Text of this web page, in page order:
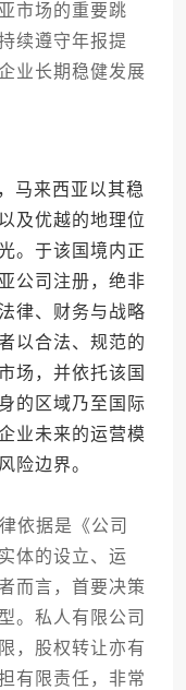
市场的重要跳
续遵守年报提
业长期稳健发展
来西亚以其稳
及优越的地理位
。于该国境内正
公司注册，绝非
律、财务与战略
以合法、规范的
场，并依托该国
的区域乃至国际
业未来的运营模
险边界。
据是《公司
体的设立、运
而言，首要决策
。私人有限公司
，股权转让亦有
有限责任，非常